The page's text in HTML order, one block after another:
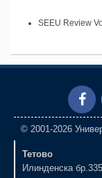
SEEU Review
© 2001-2026
Тетово
Илинденска бр.335